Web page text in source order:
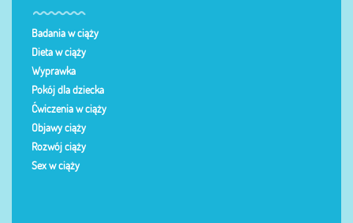
Badania w ciąży
Dieta w ciąży
Wyprawka
Pokój dla dziecka
Ćwiczenia w ciąży
Objawy ciąży
Rozwój ciąży
Sex w ciąży